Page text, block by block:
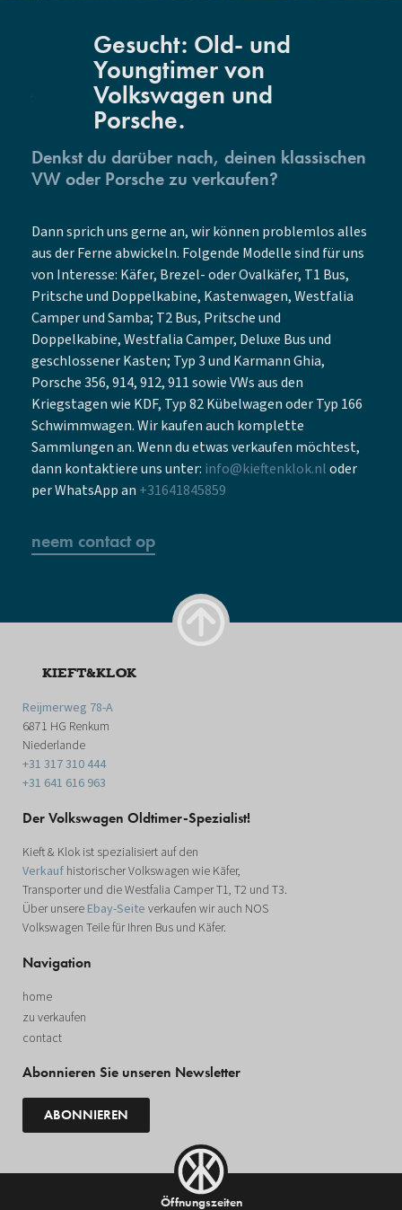
Gesucht: Old- und
Youngtimer von
Volkswagen und
Porsche.
Denkst du darüber nach, deinen klassischen
VW oder Porsche zu verkaufen?
Dann sprich uns gerne an, wir können problemlos alles
aus der Ferne abwickeln. Folgende Modelle sind für uns
von Interesse: Käfer, Brezel- oder Ovalkäfer, T1 Bus,
Pritsche und Doppelkabine, Kastenwagen, Westfalia
Camper und Samba; T2 Bus, Pritsche und
Doppelkabine, Westfalia Camper, Deluxe Bus und
geschlossener Kasten; Typ 3 und Karmann Ghia,
Porsche 356, 914, 912, 911 sowie VWs aus den
Kriegstagen wie KDF, Typ 82 Kübelwagen oder Typ 166
Schwimmwagen. Wir kaufen auch komplette
Sammlungen an. Wenn du etwas verkaufen möchtest,
dann kontaktiere uns unter: info@kieftenklok.nloder
per WhatsApp an +31641845859
neem contact op
KIEFT&KLOK
Reijmerweg 78-A
6871 HG Renkum
Niederlande
+31 317 310 444
+31 641 616 963
Der Volkswagen Oldtimer-Spezialist!
Kieft & Klok ist spezialisiert auf den
Verkauf historischer Volkswagen wie Käfer,
Transporter und die Westfalia Camper T1, T2 und T3.
Über unsere Ebay-Seite verkaufen wir auch NOS
Volkswagen Teile für Ihren Bus und Käfer.
Navigation
home
zu verkaufen
contact
Abonnieren Sie unseren Newsletter
ABONNIEREN
Öffnungszeiten